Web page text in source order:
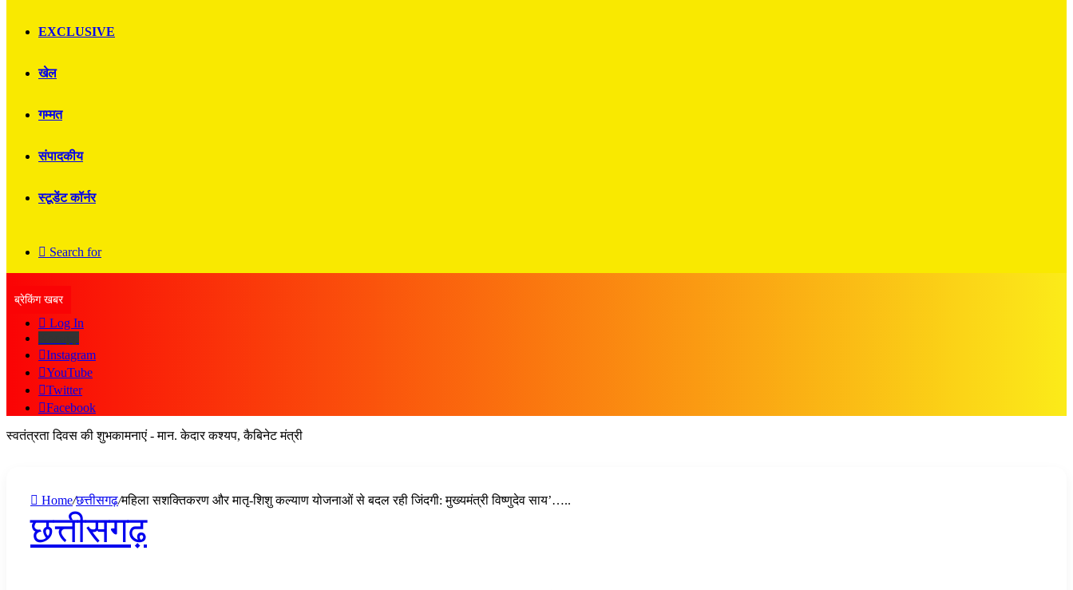
EXCLUSIVE
खेल
गम्मत
संपादकीय
स्टूडेंट कॉर्नर
Search for
ब्रेकिंग खबर
Log In
Instagram
YouTube
Twitter
Facebook
स्वतंत्रता दिवस की शुभकामनाएं - मान. केदार कश्यप, कैबिनेट मंत्री
Home/छत्तीसगढ़/महिला सशक्तिकरण और मातृ-शिशु कल्याण योजनाओं से बदल रही जिंदगी: मुख्यमंत्री विष्णुदेव साय’…..
छत्तीसगढ़